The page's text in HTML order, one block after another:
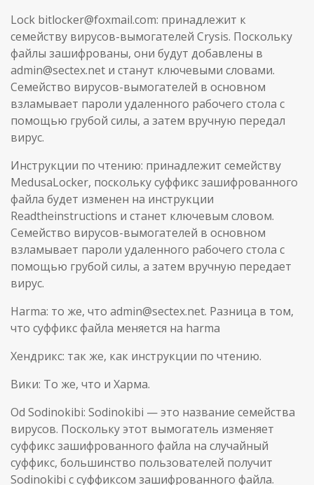
Lock bitlocker@foxmail.com: принадлежит к
семейству вирусов-вымогателей Crysis. Поскольку
файлы зашифрованы, они будут добавлены в
admin@sectex.net и станут ключевыми словами.
Семейство вирусов-вымогателей в основном
взламывает пароли удаленного рабочего стола с
помощью грубой силы, а затем вручную передал
вирус.
Инструкции по чтению: принадлежит семейству
MedusaLocker, поскольку суффикс зашифрованного
файла будет изменен на инструкции
Readtheinstructions и станет ключевым словом.
Семейство вирусов-вымогателей в основном
взламывает пароли удаленного рабочего стола с
помощью грубой силы, а затем вручную передает
вирус.
Harma: то же, что admin@sectex.net. Разница в том,
что суффикс файла меняется на harma
Хендрикс: так же, как инструкции по чтению.
Вики: То же, что и Харма.
Od Sodinokibi: Sodinokibi — это название семейства
вирусов. Поскольку этот вымогатель изменяет
суффикс зашифрованного файла на случайный
суффикс, большинство пользователей получит
Sodinokibi с суффиксом зашифрованного файла.